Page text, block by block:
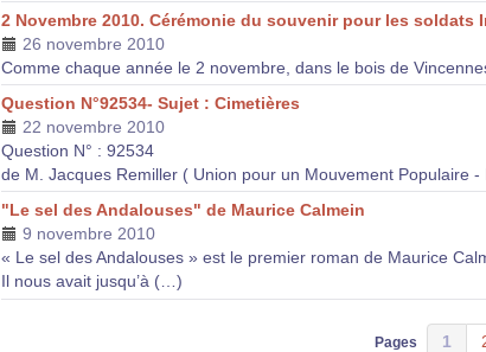
2 Novembre 2010. Cérémonie du souvenir pour les
26 novembre 2010
Comme chaque année le 2 novembre, dans le bois de
Question N°92534- Sujet : Cimetières
22 novembre 2010
Question N° : 92534
de M. Jacques Remiller ( Union pour un Mouvement Populaire
"Le sel des Andalouses" de Maurice Calmein
9 novembre 2010
« Le sel des Andalouses » est le premier roman de Maurice
Il nous avait jusqu’à (…)
Pages 1